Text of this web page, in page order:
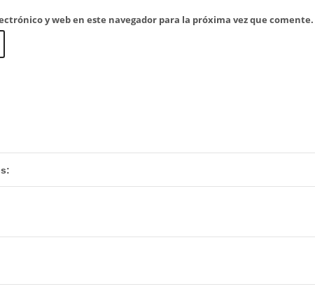
y web en este navegador para la próxima vez que comente.